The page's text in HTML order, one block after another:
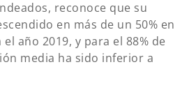
reconoce que su
en más de un 50% en
año 2019, y para el 88% de
media ha sido inferior a